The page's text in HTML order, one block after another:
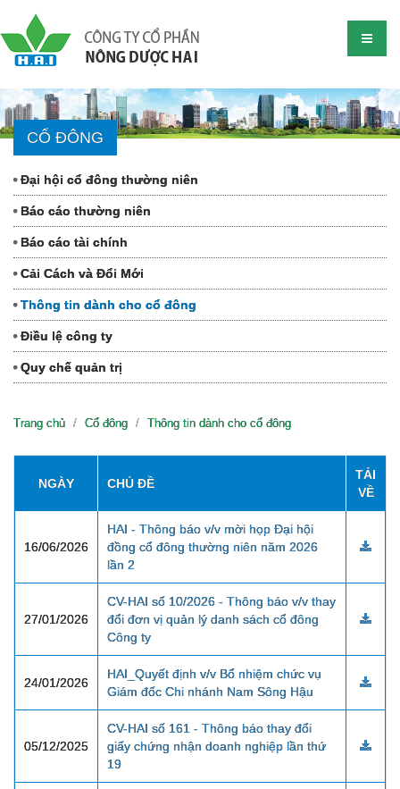
CỔ ĐÔNG
Đại hội cổ đông thường niên
Báo cáo thường niên
Báo cáo tài chính
Cải Cách và Đổi Mới
Thông tin dành cho cổ đông
Điều lệ công ty
Quy chế quản trị
Trang chủ Cổ đông Thông tin dành cho cổ đông
NGÀY CHỦ ĐỀ
TẢI
VỀ
16/06/2026
HAI - Thông báo v/v mời họp Đại hội
đồng cổ đông thường niên năm 2026
lần 2
27/01/2026
CV-HAI số 10/2026 - Thông báo v/v thay
đổi đơn vị quản lý danh sách cổ đông
Công ty
24/01/2026
HAI_Quyết định v/v Bổ nhiệm chức vụ
Giám đốc Chi nhánh Nam Sông Hậu
05/12/2025
CV-HAI số 161 - Thông báo thay đổi
giấy chứng nhận doanh nghiệp lần thứ
19